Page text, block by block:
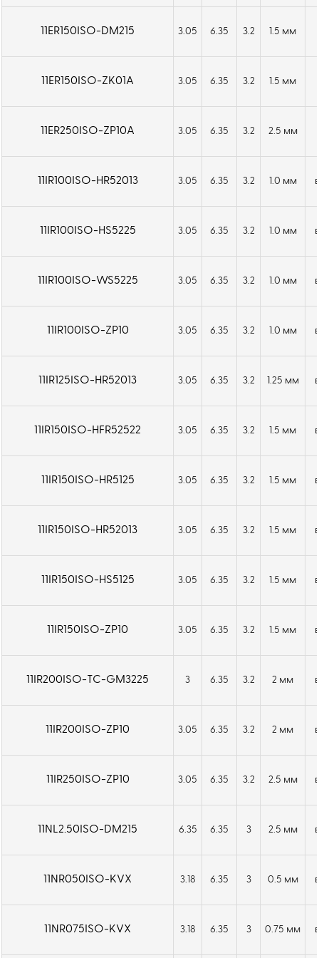
11ER150ISO-DM215 3.05 6.35 3.2 1.5 мм
11ER150ISO-ZK01A 3.05 6.35 3.2 1.5 мм
11ER250ISO-ZP10A 3.05 6.35 3.2 2.5 мм
11IR100ISO-HR52013 3.05 6.35 3.2 1.0 мм
11IR100ISO-HS5225 3.05 6.35 3.2 1.0 мм
11IR100ISO-WS5225 3.05 6.35 3.2 1.0 мм
11IR100ISO-ZP10 3.05 6.35 3.2 1.0 мм
11IR125ISO-HR52013 3.05 6.35 3.2 1.25 мм
11IR150ISO-HFR52522 3.05 6.35 3.2 1.5 мм
11IR150ISO-HR5125 3.05 6.35 3.2 1.5 мм
11IR150ISO-HR52013 3.05 6.35 3.2 1.5 мм
11IR150ISO-HS5125 3.05 6.35 3.2 1.5 мм
11IR150ISO-ZP10 3.05 6.35 3.2 1.5 мм
11IR200ISO-TC-GM3225 3 6.35 3.2 2 мм
11IR200ISO-ZP10 3.05 6.35 3.2 2 мм
11IR250ISO-ZP10 3.05 6.35 3.2 2.5 мм
11NL2.50ISO-DM215 6.35 6.35 3 2.5 мм
11NR050ISO-KVX 3.18 6.35 3 0.5 мм
11NR075ISO-KVX 3.18 6.35 3 0.75 мм